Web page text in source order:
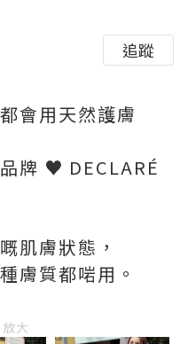
追蹤
會用天然護膚
牌 ♥ DECLARÉ
肌膚狀態，
膚質都啱用。
大